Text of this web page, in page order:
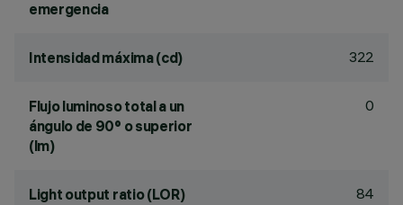
emergencia
Intensidad máxima (cd) 322
Flujo luminoso total a un
ángulo de 90° o superior
(lm)
0
Light output ratio (LOR) 84